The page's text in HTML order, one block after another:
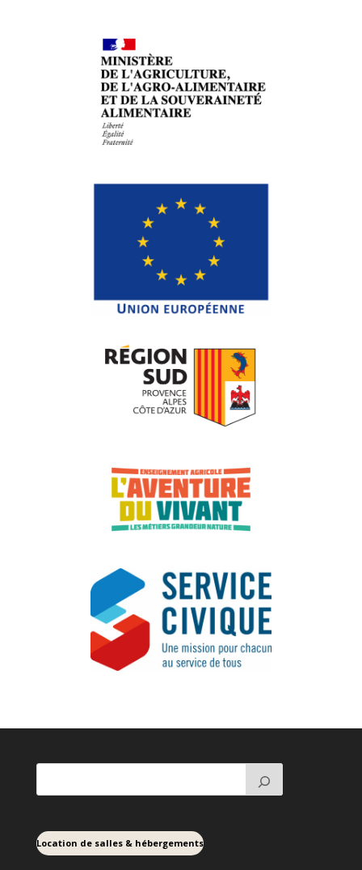
Location de salles & hébergements